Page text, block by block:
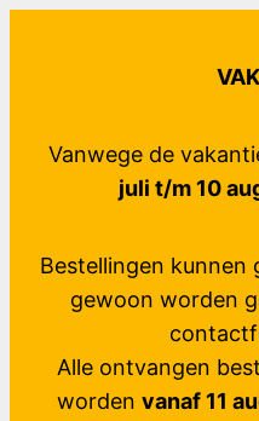
Vanwege de
juli t/m 10
Bestellingen kunnen
gewoon worden
Alle ontvangen
worden vanaf 11